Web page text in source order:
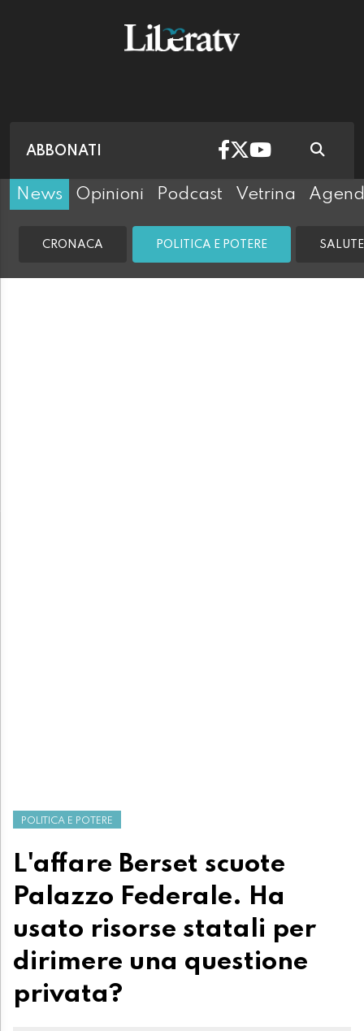
ABBONATI
News Opinioni Podcast Vetrina
CRONACA POLITICA E POTERE
POLITICA E POTERE
L'affare Berset scuote
Palazzo Federale. Ha
usato risorse statali per
dirimere una questione
privata?